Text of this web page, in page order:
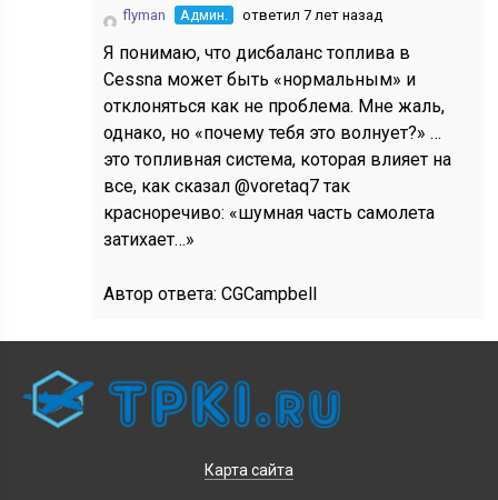
flyman Админ. ответил 7 лет назад
Я понимаю, что дисбаланс топлива в
Cessna может быть «нормальным» и
отклоняться как не проблема. Мне жаль,
однако, но «почему тебя это волнует?» …
это топливная система, которая влияет на
все, как сказал @voretaq7 так
красноречиво: «шумная часть самолета
затихает…»
Автор ответа:CGCampbell
Карта сайта